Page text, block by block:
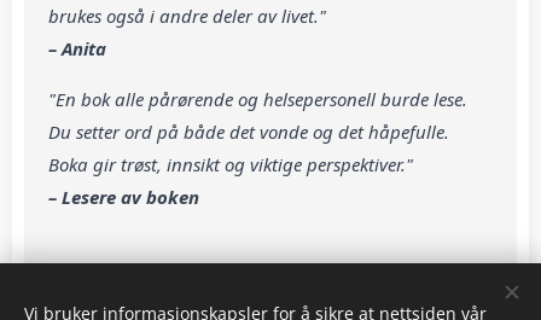
brukes også i andre deler av livet."
– Anita
"En bok alle pårørende og helsepersonell burde lese.
Du setter ord på både det vonde og det håpefulle.
Boka gir trøst, innsikt og viktige perspektiver."
– Lesere av boken
Vi bruker informasjonskapsler for å sikre at nettsiden vår